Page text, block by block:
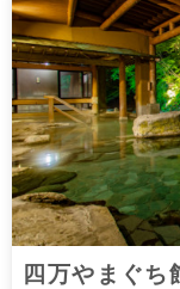
四万やまぐち